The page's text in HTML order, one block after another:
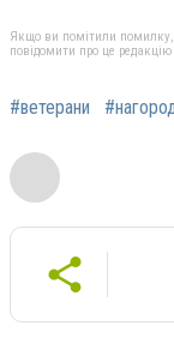
Якщо ви помітили помилку,
повідомити про це редакцію
#ветерани